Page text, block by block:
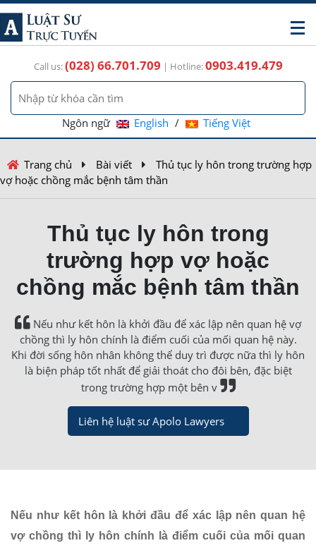
Call us:(028) 66.701.709 | Hotline:0903.419.479
Ngôn ngữ English / Tiếng Việt
Trang chủ Bài viết
Thủ tục ly hôn trong trường hợp
vợ hoặc chồng mắc bệnh tâm thần
Thủ tục ly hôn trong
trường hợp vợ hoặc
chồng mắc bệnh tâm thần
Nếu như kết hôn là khởi đầu để xác lập nên quan hệ vợ
chồng thì ly hôn chính là điểm cuối của mối quan hệ này.
Khi đời sống hôn nhân không thể duy trì được nữa thì ly hôn
là biện pháp tốt nhất để giải thoát cho đôi bên, đặc biệt
trong trường hợp một bên v
Liên hệ luật sư Apolo Lawyers
Nếu như kết hôn là khởi đầu để xác lập nên quan hệ
vợ chồng thì ly hôn chính là điểm cuối của mối quan